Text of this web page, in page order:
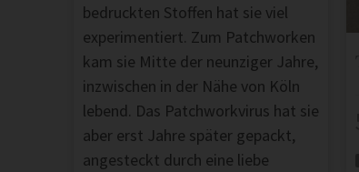
bedruckten Stoffen hat sie viel
experimentiert. Zum Patchworken
kam sie Mitte der neunziger Jahre,
inzwischen in der Nähe von Köln
lebend. Das Patchworkvirus hat sie
aber erst Jahre später gepackt,
angesteckt durch eine liebe